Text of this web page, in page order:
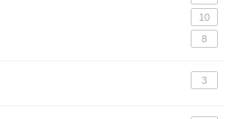
10
8
3